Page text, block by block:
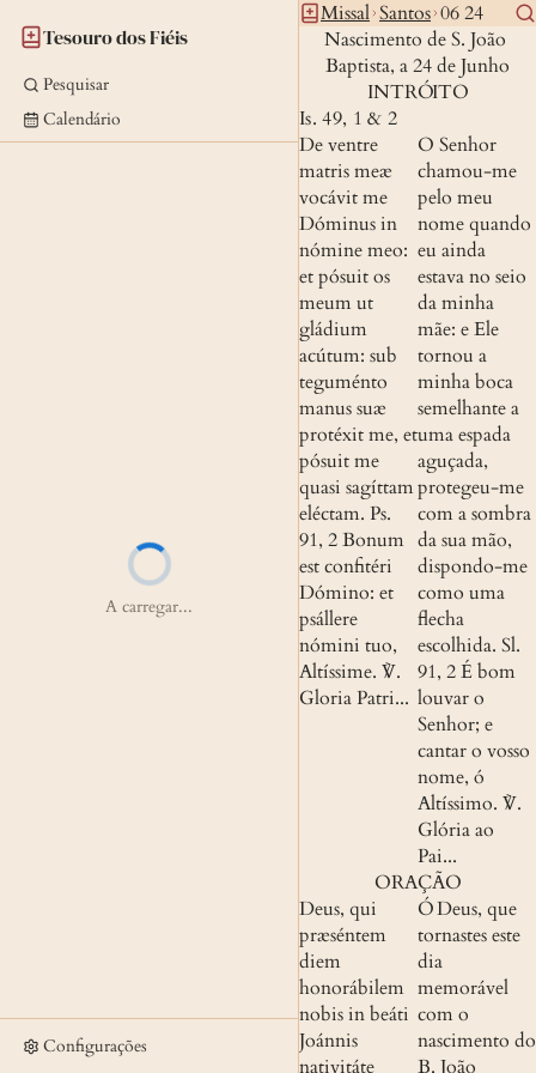
Tesouro dos Fiéis
Pesquisar
Calendário
A carregar...
Configurações
Missal Santos 06 24
Nascimento de S. João
Baptista, a 24 de Junho
INTRÓITO
Is. 49, 1 & 2
De ventre
matris meæ
vocávit me
Dóminus in
nómine meo:
et pósuit os
meum ut
gládium
acútum: sub
teguménto
manus suæ
protéxit me, et
pósuit me
quasi sagíttam
eléctam. Ps.
91, 2 Bonum
est confitéri
Dómino: et
psállere
nómini tuo,
Altíssime.
Gloria Patri...
O Senhor
chamou-me
pelo meu
nome quando
eu ainda
estava no seio
da minha
mãe: e Ele
tornou a
minha boca
semelhante a
uma espada
aguçada,
protegeu-me
com a sombra
da sua mão,
dispondo-me
como uma
flecha
escolhida. Sl.
91, 2 É bom
louvar o
Senhor; e
cantar o vosso
nome, ó
Altíssimo.
Glória ao
Pai...
ORAÇÃO
Deus, qui
præséntem
diem
honorábilem
nobis in beáti
Joánnis
nativitáte
Ó Deus, que
tornastes este
dia
memorável
com o
nascimento do
B. João